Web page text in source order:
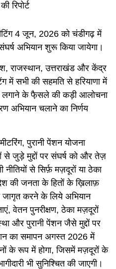
रिपोर्ट
4 जून, 2026 को चंडीगढ़ में
अभियान शुरू किया जायेगा।
राजस्थान, उत्तराखंड और केंद्र
में सभी की सहमति से हरियाणा में
लगाने के फै़सले की कड़ी आलोचना
अभियान चलाने का निर्णय
पुरानी पेंशन योजना
जुड़े मुद्दों पर संघर्ष को और तेज़
नीतियों से सिर्फ़ मज़दूरों या ठेका
की जनता के हितों के ख़िलाफ़
जागृत करने के लिये अभियान
वेतन पुनरीक्षण, ठेका मज़दूरों
और पुरानी पेंशन जैसे मुद्दों पर
का समापन अगस्त 2026 में
के रूप में होगा, जिसमें मज़दूरों के
भी सुनिश्चित की जाएगी।